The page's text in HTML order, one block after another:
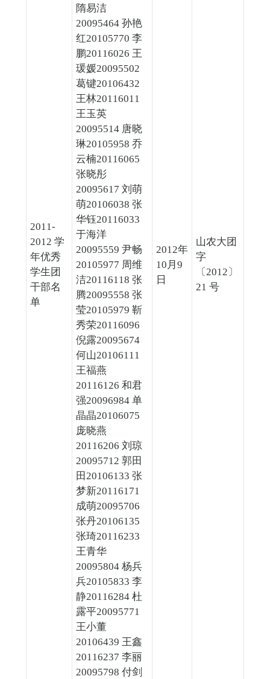
2011-
2012 学
年优秀
学生团
干部名
单
隋易洁
20095464 孙艳
红20105770 李
鹏20116026 王
瑗媛20095502
葛键20106432
王林20116011
王玉英
20095514 唐晓
琳20105958 乔
云楠20116065
张晓彤
20095617 刘萌
萌20106038 张
华钰20116033
于海洋
20095559 尹畅
20105977 周维
洁20116118 张
腾20095558 张
莹20105979 靳
秀荣20116096
倪露20095674
何山20106111
王福燕
20116126 和君
强20096984 单
晶晶20106075
庞晓燕
20116206 刘琼
20095712 郭田
田20106133 张
梦新20116171
成萌20095706
张丹20106135
张琦20116233
王青华
20095804 杨兵
兵20105833 李
静20116284 杜
露平20095771
王小董
20106439 王鑫
20116237 李丽
20095798 付剑
2012年
10月9
日
山农大团
字
〔2012〕
21 号